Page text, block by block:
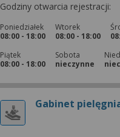
Godziny otwarcia rejestracji:
Poniedziałek
08:00 - 18:00
Wtorek
08:00 - 18:00
Piątek
08:00 - 18:00
Sobota
nieczynne
Gabinet